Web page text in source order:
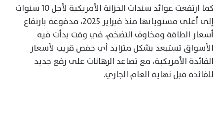
كما ارتفعت عوائد سندات الخزانة الأمريكية لأجل 10 سنوات
إلى أعلى مستوياتها منذ فبراير 2025، مدفوعة بارتفاع
أسعار الطاقة ومخاوف التضخم، في وقت بدأت فيه
الأسواق تستبعد بشكل متزايد أي خفض قريب لأسعار
الفائدة الأمريكية، مع تصاعد الرهانات على رفع جديد
للفائدة قبل نهاية العام الجاري.